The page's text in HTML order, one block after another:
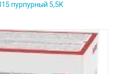
пурпурный 5,5K